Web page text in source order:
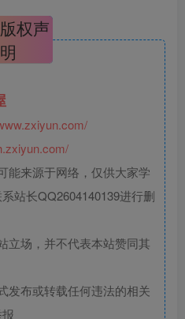
权声
明
能来源于网络，仅供大家学
站长QQ2604140139进行删
立场，并不代表本站赞同其
发布或转载任何违法的相关